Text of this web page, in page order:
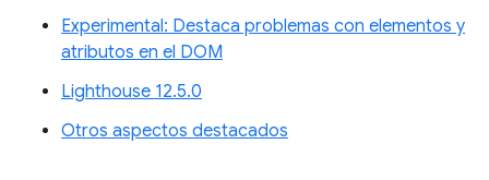
Experimental: Destaca problemas con elementos y
atributos en el DOM
Lighthouse 12.5.0
Otros aspectos destacados